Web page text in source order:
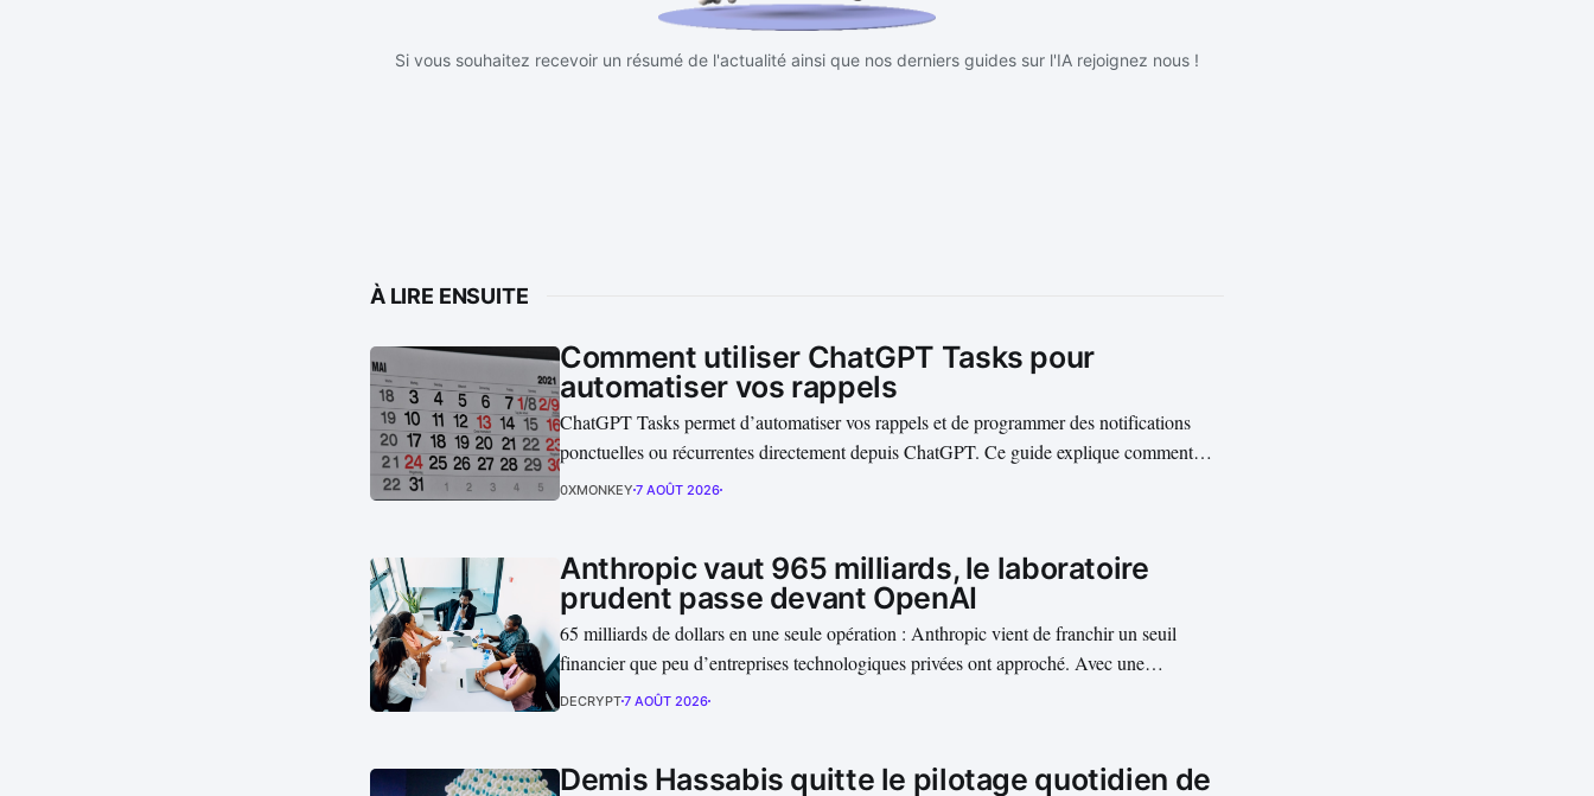
Si vous souhaitez recevoir un résumé de l'actualité ainsi que nos derniers guides sur l'IA rejoignez nous !
À LIRE ENSUITE
Comment utiliser ChatGPT Tasks pour
automatiser vos rappels
ChatGPT Tasks permet d’automatiser vos rappels et de programmer des notifications
ponctuelles ou récurrentes directement depuis ChatGPT. Ce guide explique comment
créer une tâche, définir une date et une heure, activer les notifications, modifier ou
0XMONKEY 7 AOÛT 2026
Anthropic vaut 965 milliards, le laboratoire
prudent passe devant OpenAI
65 milliards de dollars en une seule opération : Anthropic vient de franchir un seuil
financier que peu d’entreprises technologiques privées ont approché. Avec une
valorisation post-money de 965 milliards de dollars, le laboratoire dépasse désormais
DECRYPT7 AOÛT 2026
Demis Hassabis quitte le pilotage quotidien de